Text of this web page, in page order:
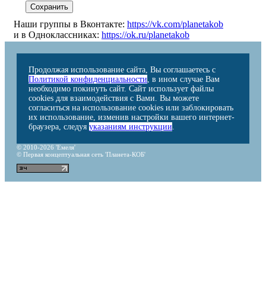
Наши группы в Вконтакте: https://vk.com/planetakob
и в Одноклассниках: https://ok.ru/planetakob
Продолжая использование сайта, Вы соглашаетесь с
Политикой конфиденциальности, в ином случае Вам
необходимо покинуть сайт. Сайт использует файлы
cookies для взаимодействия с Вами. Вы можете
согласиться на использование cookies или заблокировать
их использование, изменив настройки вашего интернет-
браузера, следуя указаниям инструкции.
© 2010-2026 'Емеля'
© Первая концептуальная сеть 'Планета-КОБ'